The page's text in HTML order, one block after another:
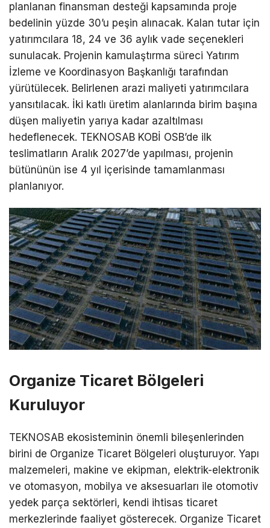
planlanan finansman desteği kapsamında proje
bedelinin yüzde 30’u peşin alınacak. Kalan tutar için
yatırımcılara 18, 24 ve 36 aylık vade seçenekleri
sunulacak. Projenin kamulaştırma süreci Yatırım
İzleme ve Koordinasyon Başkanlığı tarafından
yürütülecek. Belirlenen arazi maliyeti yatırımcılara
yansıtılacak. İki katlı üretim alanlarında birim başına
düşen maliyetin yarıya kadar azaltılması
hedeflenecek. TEKNOSAB KOBİ OSB’de ilk
teslimatların Aralık 2027’de yapılması, projenin
bütününün ise 4 yıl içerisinde tamamlanması
planlanıyor.
Organize Ticaret Bölgeleri
Kuruluyor
TEKNOSAB ekosisteminin önemli bileşenlerinden
birini de Organize Ticaret Bölgeleri oluşturuyor. Yapı
malzemeleri, makine ve ekipman, elektrik-elektronik
ve otomasyon, mobilya ve aksesuarları ile otomotiv
yedek parça sektörleri, kendi ihtisas ticaret
merkezlerinde faaliyet gösterecek. Organize Ticaret